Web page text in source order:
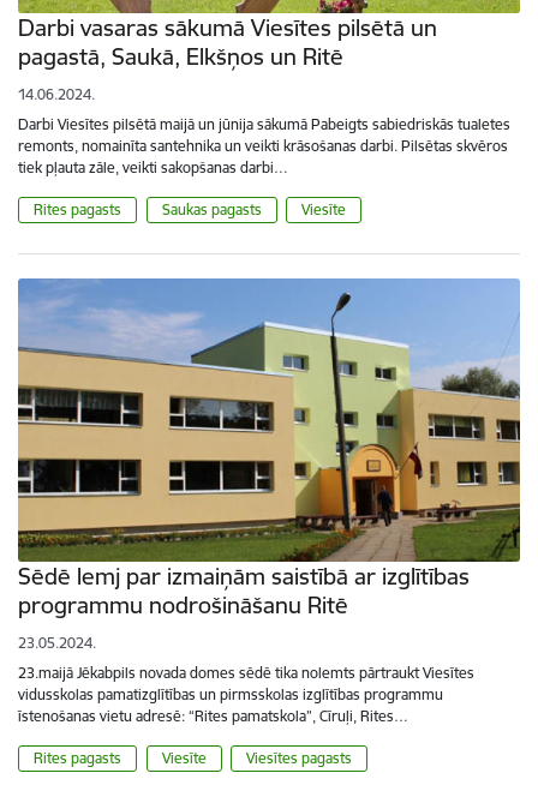
Darbi vasaras sākumā Viesītes pilsētā un
pagastā, Saukā, Elkšņos un Ritē
14.06.2024.
Darbi Viesītes pilsētā maijā un jūnija sākumā Pabeigts sabiedriskās tualetes
remonts, nomainīta santehnika un veikti krāsošanas darbi. Pilsētas skvēros
tiek pļauta zāle, veikti sakopšanas darbi…
Rites pagasts Saukas pagasts Viesīte
Sēdē lemj par izmaiņām saistībā ar izglītības
programmu nodrošināšanu Ritē
23.05.2024.
23.maijā Jēkabpils novada domes sēdē tika nolemts pārtraukt Viesītes
vidusskolas pamatizglītības un pirmsskolas izglītības programmu
īstenošanas vietu adresē: “Rites pamatskola”, Cīruļi, Rites…
Rites pagasts Viesīte Viesītes pagasts